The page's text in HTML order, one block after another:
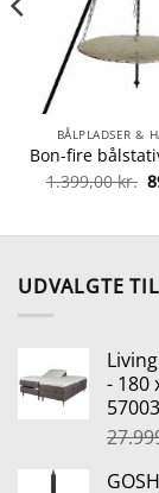
BÅLPLADSER &
1.399,00kr.
UDVALGTE
- 180